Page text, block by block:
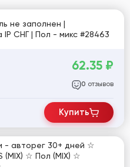
не заполнен |
Зарегистрированы на IP СНГ | Пол - микс #28463
62.35 ₽
0 отзывов
Купить
- авторег 30+ дней ☆
(MIX) ☆ Пол (MIX) ☆